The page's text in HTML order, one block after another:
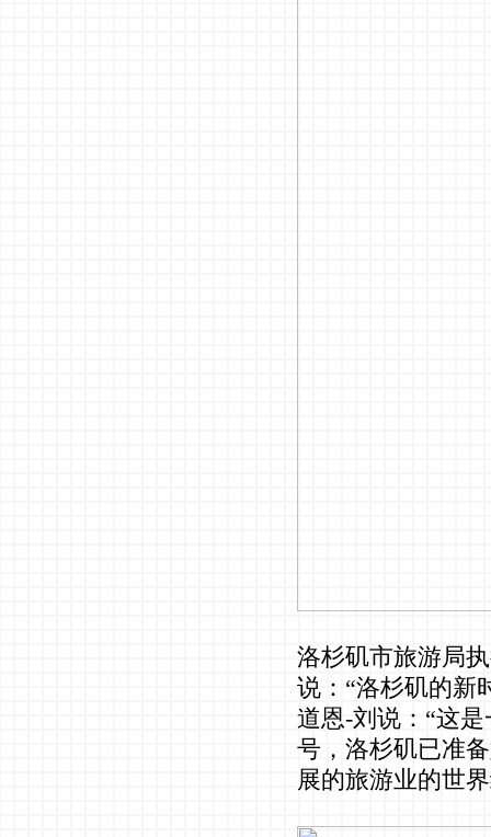
洛杉矶市旅游局
说：“洛杉矶的新
道恩-刘说：“这
号，洛杉矶已准
展的旅游业的世